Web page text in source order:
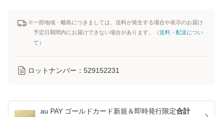
※一部地域・離島につきましては、送料が発生する場合や表示のお届け
予定日期間内にお届けできない場合があります。（送料・配送につい
て ）
ロットナンバー： 529152231
au PAY ゴールドカード新規＆即時発行限定合計